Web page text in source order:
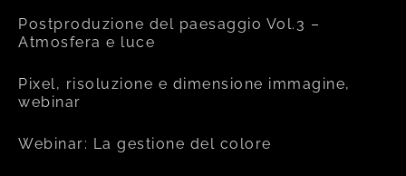
Postproduzione del paesaggio Vol.3 –
Atmosfera e luce
Pixel, risoluzione e dimensione immagine,
webinar
Webinar: La gestione del colore